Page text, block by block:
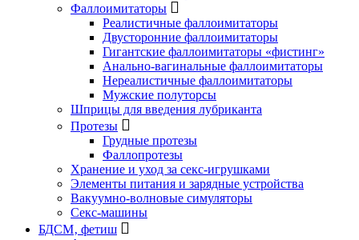
Фаллоимитаторы
Реалистичные фаллоимитаторы
Двусторонние фаллоимитаторы
Гигантские фаллоимитаторы «фистинг»
Анально-вагинальные фаллоимитаторы
Нереалистичные фаллоимитаторы
Мужские полуторсы
Шприцы для введения лубриканта
Протезы
Грудные протезы
Фаллопротезы
Хранение и уход за секс-игрушками
Элементы питания и зарядные устройства
Вакуумно-волновые симуляторы
Секс-машины
БДСМ‚ фетиш